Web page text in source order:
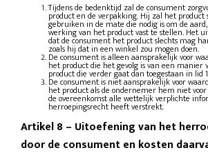
Tijdens de bedenktijd zal de consument
product en de verpakking. Hij zal het product
gebruiken in de mate die nodig is om de
werking van het product vast te stellen. Het
dat de consument het product slechts mag
zoals hij dat in een winkel zou mogen doen.
De consument is alleen aansprakelijk voor
het product die het gevolg is van een
product die verder gaat dan toegestaan in lid
De consument is niet aansprakelijk voor
het product als de ondernemer hem niet
de overeenkomst alle wettelijk verplichte
herroepingsrecht heeft verstrekt.
Artikel 8 – Uitoefening van het
door de consument en kosten